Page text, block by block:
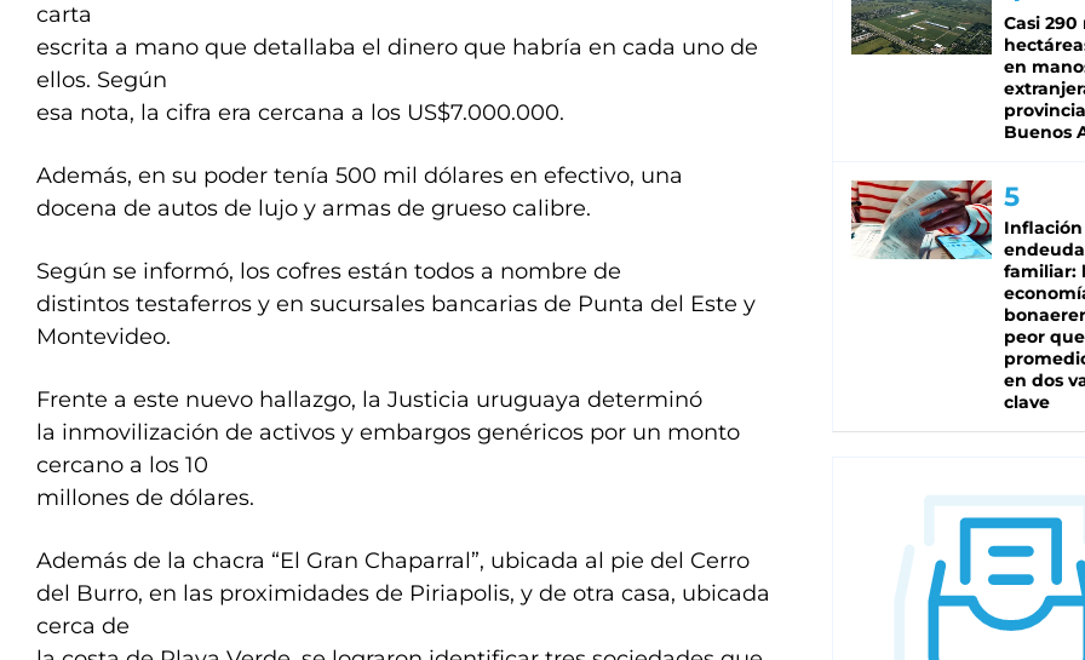
carta
escrita a mano que detallaba el dinero que habría en cada uno de
ellos. Según
esa nota, la cifra era cercana a los US$7.000.000.
Además, en su poder tenía 500 mil dólares en efectivo, una
docena de autos de lujo y armas de grueso calibre.
Según se informó, los cofres están todos a nombre de
distintos testaferros y en sucursales bancarias de Punta del Este y
Montevideo.
Frente a este nuevo hallazgo, la Justicia uruguaya determinó
la inmovilización de activos y embargos genéricos por un monto
cercano a los 10
millones de dólares.
Además de la chacra “El Gran Chaparral”, ubicada al pie del Cerro
del Burro, en las proximidades de Piriapolis, y de otra casa, ubicada
cerca de
Casi 290
en
Buenos
Inflación
familiar:
peor
en dos
clave